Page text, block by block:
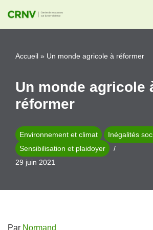
Aller
contenu
Accueil » Un monde agricole à réformer
Un monde agricole
réformer
Environnement et climat
Inégalités
Sensibilisation et plaidoyer
29 juin 2021
Par Normand